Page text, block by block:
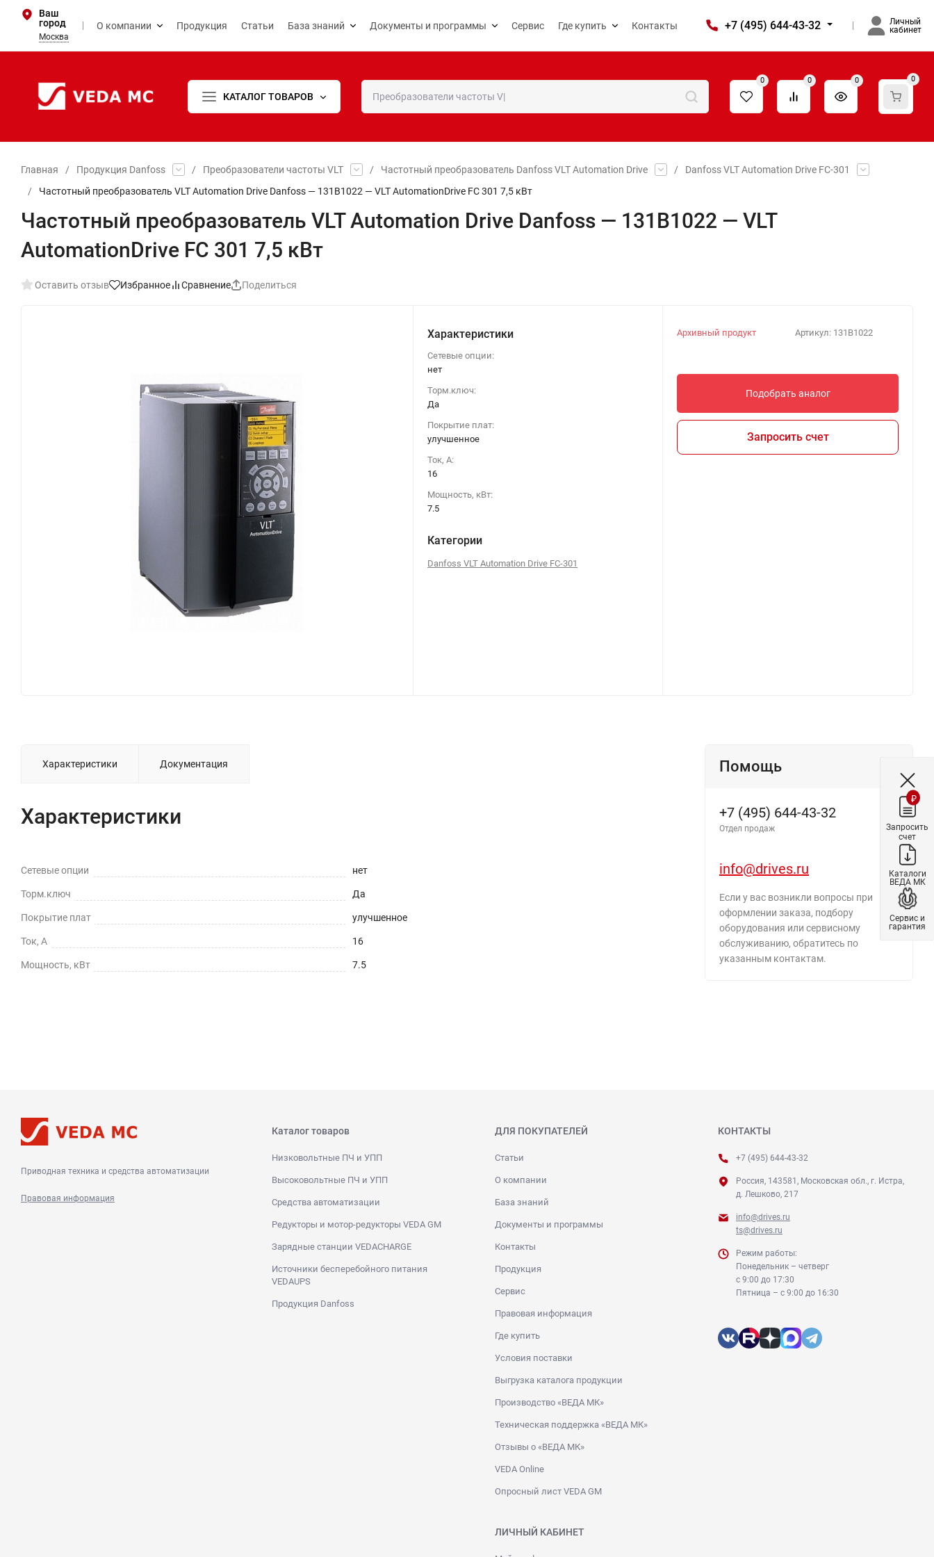
Ваш
город
Москва
О компании Продукция Статьи База знаний Документы и программы Сервис Где купить Контакты +7 (495) 644-43-32
Личный
кабинет
КАТАЛОГ ТОВАРОВ
0 0 0 0
Главная / Продукция Danfoss / Преобразователи частоты VLT / Частотный преобразователь Danfoss VLT Automation Drive /
Danfoss VLT Automation Drive FC-301
/
Частотный преобразователь VLT Automation Drive Danfoss — 131B1022 — VLT AutomationDrive FC 301 7,5 кВт
Частотный преобразователь VLT Automation Drive Danfoss — 131B1022 — VLT
AutomationDrive FC 301 7,5 кВт
Оставить отзыв Избранное Сравнение Поделиться
Характеристики
Сетевые опции:
нет
Торм.ключ:
Да
Покрытие плат:
улучшенное
Ток, А:
16
Мощность, кВт:
7.5
Категории
Danfoss VLT Automation Drive FC-301
Артикул: 131B1022
Архивный продукт
Подобрать аналог
Запросить счет
Характеристики Документация
Характеристики
Сетевые опции нет
Торм.ключ Да
Покрытие плат улучшенное
Ток, А 16
Мощность, кВт 7.5
Помощь
+7 (495) 644-43-32
Отдел продаж
info@drives.ru
Если у вас возникли вопросы при
оформлении заказа, подбору
оборудования или сервисному
обслуживанию, обратитесь по
указанным контактам.
Приводная техника и средства автоматизации
Правовая информация
Каталог товаров
Низковольтные ПЧ и УПП
Высоковольтные ПЧ и УПП
Средства автоматизации
Редукторы и мотор-редукторы VEDA GM
Зарядные станции VEDACHARGE
Источники бесперебойного питания
VEDAUPS
Продукция Danfoss
ДЛЯ ПОКУПАТЕЛЕЙ
Статьи
О компании
База знаний
Документы и программы
Контакты
Продукция
Сервис
Правовая информация
Где купить
Условия поставки
Выгрузка каталога продукции
Производство «ВЕДА МК»
Техническая поддержка «ВЕДА МК»
Отзывы о «ВЕДА МК»
VEDA Online
Опросный лист VEDA GM
ЛИЧНЫЙ КАБИНЕТ
КОНТАКТЫ
+7 (495) 644-43-32
Россия, 143581, Московская обл., г. Истра,
д. Лешково, 217
info@drives.ru
ts@drives.ru
Режим работы:
Понедельник – четверг
с 9:00 до 17:30
Пятница – с 9:00 до 16:30
₽
Запросить
счет
Каталоги
ВЕДА МК
Сервис и
гарантия